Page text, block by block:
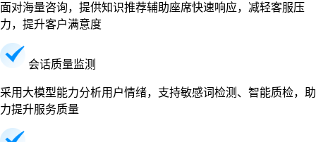
面对海量咨询，提供知识推荐辅助座席快速响应，减轻客服压
力，提升客户满意度
会话质量监测
采用大模型能力分析用户情绪，支持敏感词检测、智能质检，助
力提升服务质量